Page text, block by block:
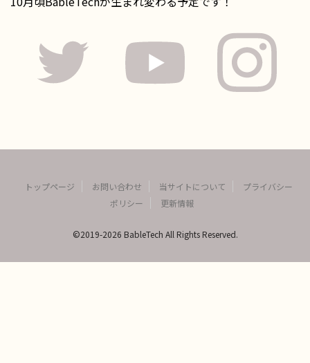
トップページ お問い合わせ 当サイトについて
プライバシー
ポリシー
更新情報
©2019-2026 BableTech All Rights Reserved.